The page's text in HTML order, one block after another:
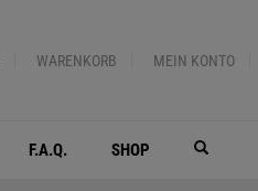
WARENKORB MEIN KONTO
F.A.Q. SHOP